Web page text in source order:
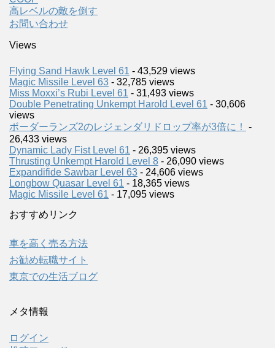
高レベルの敵を倒す
お問い合わせ
Views
Flying Sand Hawk Level 61 - 43,529 views
Magic Missile Level 63 - 32,785 views
Miss Moxxi’s Rubi Level 61 - 31,493 views
Double Penetrating Unkempt Harold Level 61 - 30,606
views
ボーダーランズ2のレジェンダリドロップ率が3倍に！
-
26,433 views
Dynamic Lady Fist Level 61 - 26,395 views
Thrusting Unkempt Harold Level 8 - 26,090 views
Expandifide Sawbar Level 63 - 24,606 views
Longbow Quasar Level 61 - 18,365 views
Magic Missile Level 61 - 17,095 views
おすすめリンク
車を高く売る方法
お勧め転職サイト
東京での生活ブログ
メタ情報
ログイン